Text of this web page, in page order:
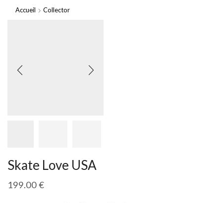
Accueil Collector
Skate Love USA
199.00€